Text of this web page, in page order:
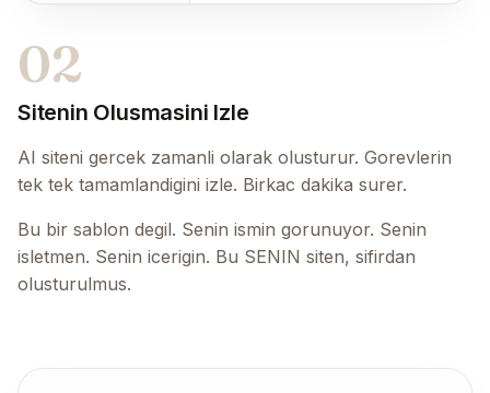
02
Sitenin Olusmasini Izle
AI siteni gercek zamanli olarak olusturur. Gorevlerin
tek tek tamamlandigini izle. Birkac dakika surer.
Bu bir sablon degil. Senin ismin gorunuyor. Senin
isletmen. Senin icerigin. Bu SENIN siten, sifirdan
olusturulmus.